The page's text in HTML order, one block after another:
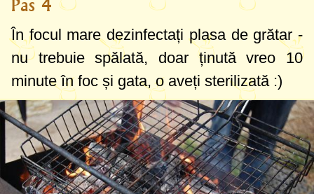
Pas 4
În focul mare dezinfectați plasa de grătar -
nu trebuie spălată, doar ținută vreo 10
minute în foc și gata, o aveți sterilizată :)